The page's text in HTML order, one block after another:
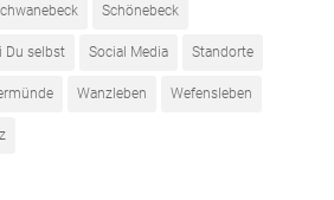
Schönebeck
Du selbst Social Media Standorte
Wanzleben Wefensleben